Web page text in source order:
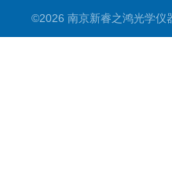
©2026 南京新睿之鸿光学